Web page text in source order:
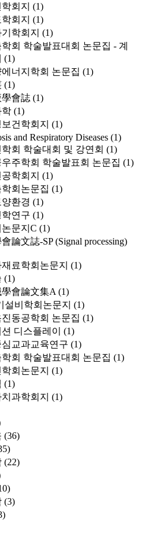
회지 (1)
회지 (1)
학회지 (1)
회 학술발표대회 논문집 - 계
(1)
너지학회 논문집 (1)
(1)
會誌 (1)
학 (1)
건학회지 (1)
and Respiratory Diseases (1)
회 학술대회 및 강연회 (1)
주학회 학술발표회 논문집 (1)
학회지 (1)
회논문집 (1)
환경 (1)
연구 (1)
문지C (1)
論文誌-SP (Signal processing)
료학회논문지 (1)
(1)
會論文集A (1)
설비학회논문지 (1)
동공학회 논문집 (1)
디스플레이
(1)
교과교육연구 (1)
회 학술발표대회 논문집 (1)
회논문지 (1)
(1)
과학회지 (1)
(36)
(22)
(3)